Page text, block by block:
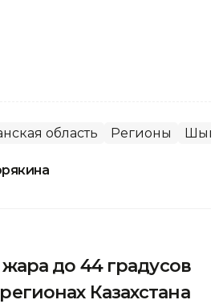
область Регионы
до 44 градусов
Казахстана